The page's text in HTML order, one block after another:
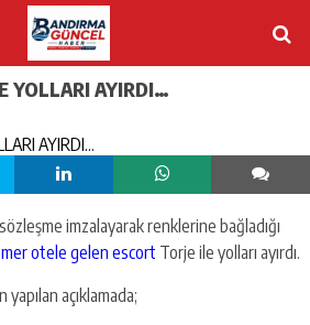
YOLLARI AYIRDI…
imzalayarak renklerine bağladığı
otele gelen escort Torje ile yolları ayırdı.
açıklamada;